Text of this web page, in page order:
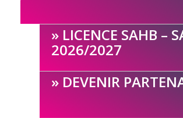
LICENCE SAHB –
2026/2027
DEVENIR